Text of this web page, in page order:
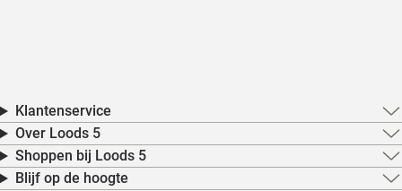
Klantenservice
Over Loods 5
Shoppen bij Loods 5
Blijf op de hoogte